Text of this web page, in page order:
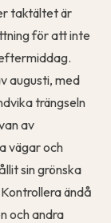
taktältet är
för att inte
augusti, med
trängseln
av
vägar och
sin grönska
ändå
och andra